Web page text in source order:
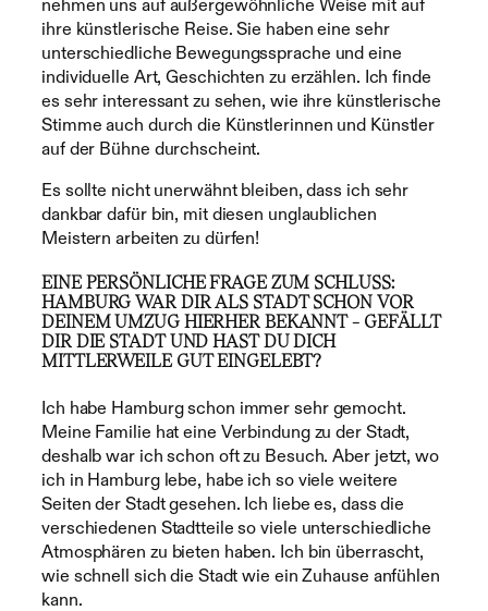
nehmen uns auf außergewöhnliche Weise mit auf
ihre künstlerische Reise. Sie haben eine sehr
unterschiedliche Bewegungssprache und eine
individuelle Art, Geschichten zu erzählen. Ich finde
es sehr interessant zu sehen, wie ihre künstlerische
Stimme auch durch die Künstlerinnen und Künstler
auf der Bühne durchscheint.
Es sollte nicht unerwähnt bleiben, dass ich sehr
dankbar dafür bin, mit diesen unglaublichen
Meistern arbeiten zu dürfen!
EINE PERSÖNLICHE FRAGE ZUM SCHLUSS:
HAMBURG WAR DIR ALS STADT SCHON VOR
DEINEM UMZUG HIERHER BEKANNT – GEFÄLLT
DIR DIE STADT UND HAST DU DICH
MITTLERWEILE GUT EINGELEBT?
Ich habe Hamburg schon immer sehr gemocht.
Meine Familie hat eine Verbindung zu der Stadt,
deshalb war ich schon oft zu Besuch. Aber jetzt, wo
ich in Hamburg lebe, habe ich so viele weitere
Seiten der Stadt gesehen. Ich liebe es, dass die
verschiedenen Stadtteile so viele unterschiedliche
Atmosphären zu bieten haben. Ich bin überrascht,
wie schnell sich die Stadt wie ein Zuhause anfühlen
kann.